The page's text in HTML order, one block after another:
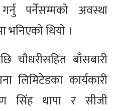
पर्नेसम्मको अवस्था
थियो ।
चौधरीसहित बाँसबारी
लिमिटेडका कार्यकारी
सिंह थापा र सीजी